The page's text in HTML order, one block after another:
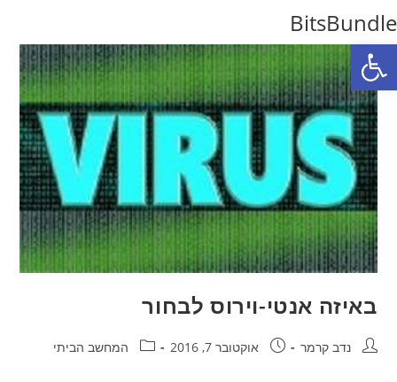
פתח סרגל נגישות
to
content
BitsBundle
באיזה אנטי-וירוס לבחור
מחבר:נדב קרמר פורסם:אוקטובר 7, 2016 קטגוריה:המחשב הביתי